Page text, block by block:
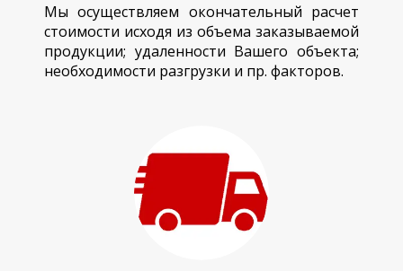
Мы осуществляем окончательный расчет
стоимости исходя из объема заказываемой
продукции; удаленности Вашего объекта;
необходимости разгрузки и пр. факторов.